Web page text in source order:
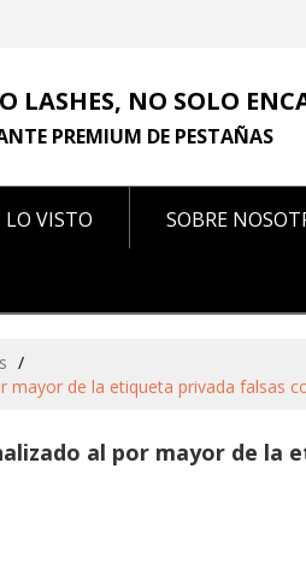
LASHES, NO SOLO
PREMIUM DE PESTAÑAS
LO VISTO SOBRE
/
de la etiqueta privada falsas
al por mayor de